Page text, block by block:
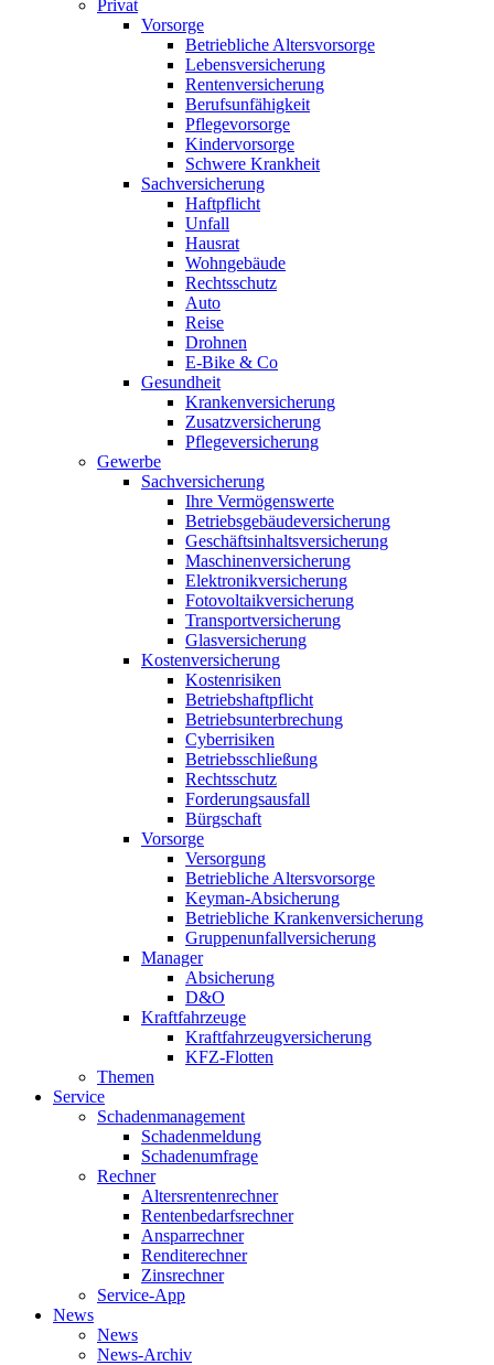
Privat
Vorsorge
Betriebliche Altersvorsorge
Lebensversicherung
Rentenversicherung
Berufsunfähigkeit
Pflegevorsorge
Kindervorsorge
Schwere Krankheit
Sachversicherung
Haftpflicht
Unfall
Hausrat
Wohngebäude
Rechtsschutz
Auto
Reise
Drohnen
E-Bike & Co
Gesundheit
Krankenversicherung
Zusatzversicherung
Pflegeversicherung
Gewerbe
Sachversicherung
Ihre Vermögenswerte
Betriebsgebäudeversicherung
Geschäftsinhaltsversicherung
Maschinenversicherung
Elektronikversicherung
Fotovoltaikversicherung
Transportversicherung
Glasversicherung
Kostenversicherung
Kostenrisiken
Betriebshaftpflicht
Betriebsunterbrechung
Cyberrisiken
Betriebsschließung
Rechtsschutz
Forderungsausfall
Bürgschaft
Vorsorge
Versorgung
Betriebliche Altersvorsorge
Keyman-Absicherung
Betriebliche Krankenversicherung
Gruppenunfallversicherung
Manager
Absicherung
D&O
Kraftfahrzeuge
Kraftfahrzeugversicherung
KFZ-Flotten
Themen
Service
Schadenmanagement
Schadenmeldung
Schadenumfrage
Rechner
Altersrentenrechner
Rentenbedarfsrechner
Ansparrechner
Renditerechner
Zinsrechner
Service-App
News
News
News-Archiv